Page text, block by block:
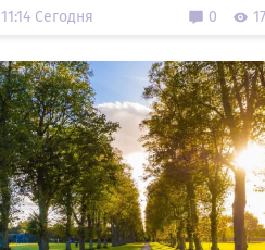
11:14 Сегодня 0